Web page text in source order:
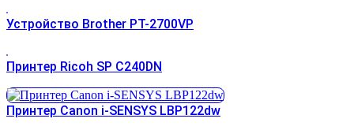
Устройство Brother PT-2700VP
Принтер Ricoh SP C240DN
Принтер Canon i-SENSYS LBP122dw